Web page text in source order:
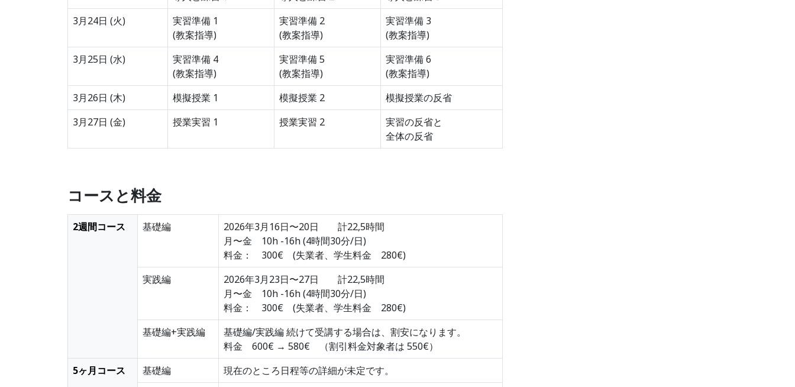
3月24日 (火)
実習準備 1
(教案指導)
実習準備 2
(教案指導)
実習準備 3
(教案指導)
3月25日 (水)
実習準備 4
(教案指導)
実習準備 5
(教案指導)
実習準備 6
(教案指導)
3月26日 (木)
模擬授業 1 模擬授業 2
模擬授業の反省
3月27日 (金)
授業実習 1 授業実習 2
実習の反省と
全体の反省
コースと料金
2週間コース 基礎編
2026年3月16日〜20日 計22,5時間
月〜金 10h -16h (4時間30分/日)
料金： 300€ (失業者、学生料金 280€)
実践編
2026年3月23日〜27日 計22,5時間
月〜金 10h -16h (4時間30分/日)
料金： 300€ (失業者、学生料金 280€)
基礎編+実践編
基礎編/実践編 続けて受講する場合は、割安になります。
料金 600€ → 580€ （割引料金対象者は 550€）
5ヶ月コース
基礎編
現在のところ日程等の詳細が未定です。